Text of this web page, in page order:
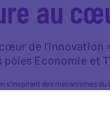
au
de
pôles Economie et
en s’inspirant des
de production, la